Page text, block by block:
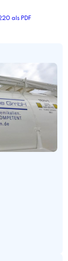
als PDF